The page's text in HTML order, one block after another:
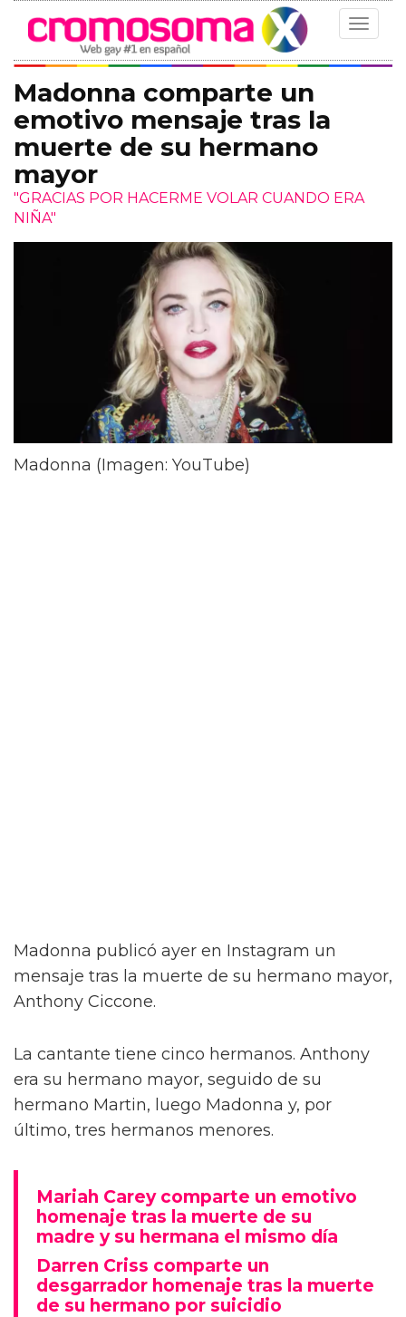
Toggle
Madonna comparte un
emotivo mensaje tras la
muerte de su hermano
mayor
"GRACIAS POR HACERME VOLAR CUANDO ERA
NIÑA"
Madonna (Imagen: YouTube)
Madonna publicó ayer en Instagram un
mensaje tras la muerte de su hermano mayor,
Anthony Ciccone.
La cantante tiene cinco hermanos. Anthony
era su hermano mayor, seguido de su
hermano Martin, luego Madonna y, por
último, tres hermanos menores.
Mariah Carey comparte un emotivo
homenaje tras la muerte de su
madre y su hermana el mismo día
Darren Criss comparte un
desgarrador homenaje tras la muerte
de su hermano por suicidio